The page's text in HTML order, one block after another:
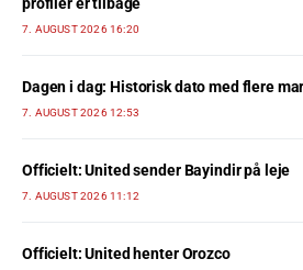
7. AUGUST 2026 16:20
Dagen i dag: Historisk dato med flere
7. AUGUST 2026 12:53
Officielt: United sender Bayindir på leje
7. AUGUST 2026 11:12
Officielt: United henter Orozco